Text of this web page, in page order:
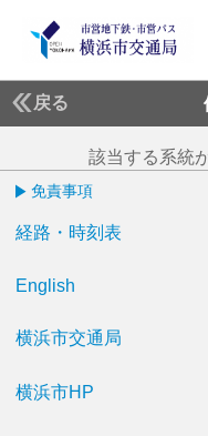
戻る
該当する系統
免責事項
経路・時刻表
English
横浜市交通局
横浜市HP